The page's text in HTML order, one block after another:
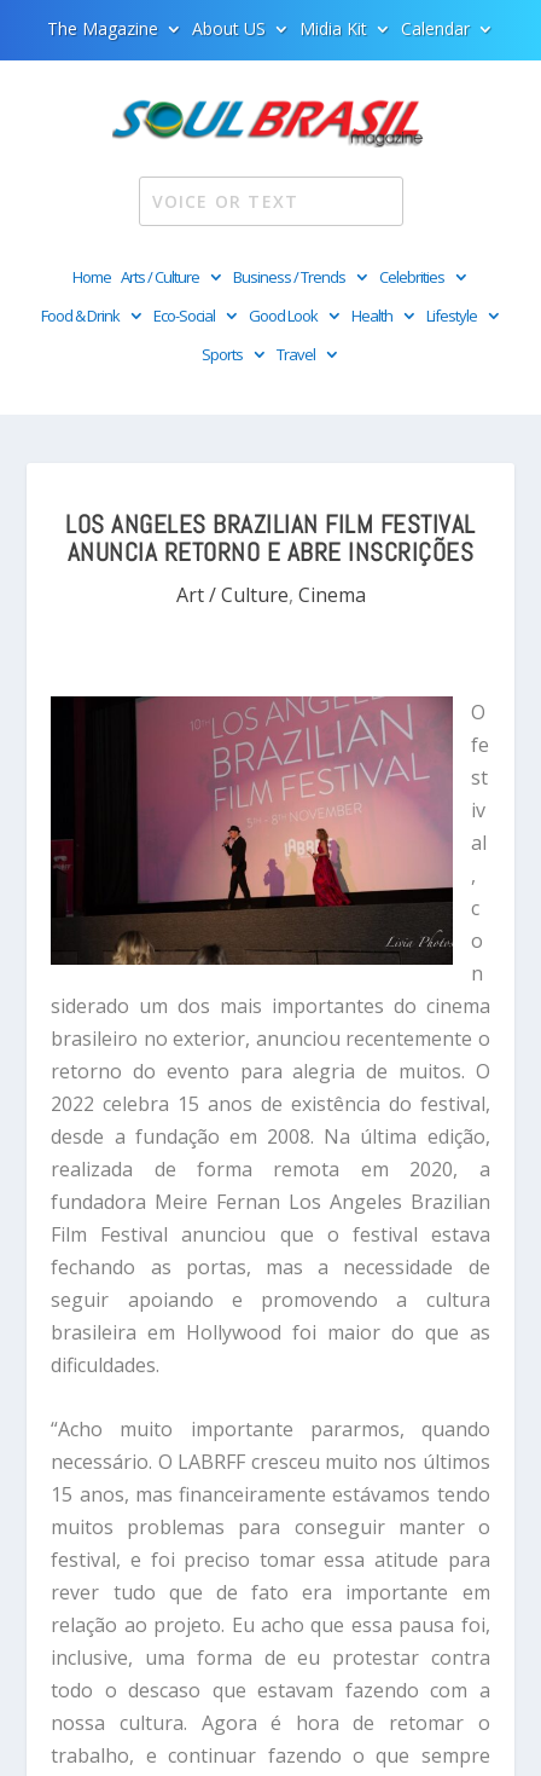
The Magazine About US Midia Kit Calendar
Home Arts / Culture Business / Trends
Celebrities
Food & Drink
Eco-Social Good Look Health
Lifestyle
Sports
Travel
LOS ANGELES BRAZILIAN FILM FESTIVAL
ANUNCIA RETORNO E ABRE INSCRIÇÕES
Art / Culture, Cinema
O
fe
st
iv
al
,
c
o
n
siderado um dos mais importantes do cinema
brasileiro no exterior, anunciou recentemente o
retorno do evento para alegria de muitos. O
2022 celebra 15 anos de existência do festival,
desde a fundação em 2008. Na última edição,
realizada de forma remota em 2020, a
fundadora Meire Fernan Los Angeles Brazilian
Film Festival anunciou que o festival estava
fechando as portas, mas a necessidade de
seguir apoiando e promovendo a cultura
brasileira em Hollywood foi maior do que as
dificuldades.
“Acho muito importante pararmos, quando
necessário. O LABRFF cresceu muito nos últimos
15 anos, mas financeiramente estávamos tendo
muitos problemas para conseguir manter o
festival, e foi preciso tomar essa atitude para
rever tudo que de fato era importante em
relação ao projeto. Eu acho que essa pausa foi,
inclusive, uma forma de eu protestar contra
todo o descaso que estavam fazendo com a
nossa cultura. Agora é hora de retomar o
trabalho, e continuar fazendo o que sempre